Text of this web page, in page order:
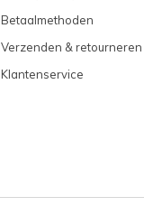
Betaalmethoden
Verzenden & retourneren
Klantenservice